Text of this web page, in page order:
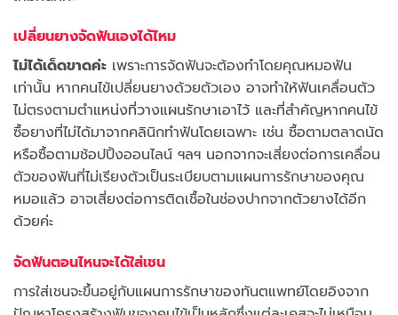
เปลี่ยนยางจัดฟันเองได้ไหม
ไม่ได้เด็ดขาดค่ะ เพราะการจัดฟันจะต้องทำโดยคุณหมอฟัน
เท่านั้น หากคนไข้เปลี่ยนยางด้วยตัวเอง อาจทำให้ฟันเคลื่อนตัว
ไม่ตรงตามตำแหน่งที่วางแผนรักษาเอาไว้ และที่สำคัญหากคนไข้
ซื้อยางที่ไม่ได้มาจากคลินิกทำฟันโดยเฉพาะ เช่น ซื้อตามตลาดนัด
หรือซื้อตามช้อปปิ้งออนไลน์ ฯลฯ นอกจากจะเสี่ยงต่อการเคลื่อน
ตัวของฟันที่ไม่เรียงตัวเป็นระเบียบตามแผนการรักษาของคุณ
หมอแล้ว อาจเสี่ยงต่อการติดเชื้อในช่องปากจากตัวยางได้อีก
ด้วยค่ะ
จัดฟันตอนไหนจะได้ใส่เชน
การใส่เชนจะขึ้นอยู่กับแผนการรักษาของทันตแพทย์โดยอิงจาก